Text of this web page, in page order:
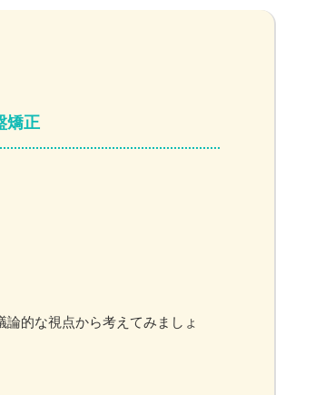
矯正
的な視点から考えてみましょ